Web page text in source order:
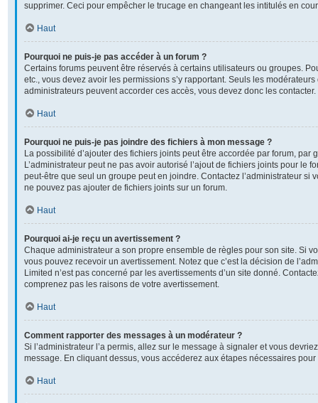
supprimer. Ceci pour empêcher le trucage en changeant les intitulés en
Haut
Pourquoi ne puis-je pas accéder à un forum ?
Certains forums peuvent être réservés à certains utilisateurs ou groupes.
etc., vous devez avoir les permissions s’y rapportant. Seuls les
administrateurs peuvent accorder ces accès, vous devez donc les contacter.
Haut
Pourquoi ne puis-je pas joindre des fichiers à mon message ?
La possibilité d’ajouter des fichiers joints peut être accordée par forum, par
L’administrateur peut ne pas avoir autorisé l’ajout de fichiers joints pour le
peut-être que seul un groupe peut en joindre. Contactez l’administrateur si
ne pouvez pas ajouter de fichiers joints sur un forum.
Haut
Pourquoi ai-je reçu un avertissement ?
Chaque administrateur a son propre ensemble de règles pour son site. Si
vous pouvez recevoir un avertissement. Notez que c’est la décision de
Limited n’est pas concerné par les avertissements d’un site donné.
comprenez pas les raisons de votre avertissement.
Haut
Comment rapporter des messages à un modérateur ?
Si l’administrateur l’a permis, allez sur le message à signaler et vous
message. En cliquant dessus, vous accéderez aux étapes nécessaires pour
Haut